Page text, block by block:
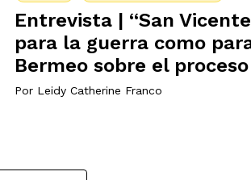
Entrevista | “San
para la guerra como
Bermeo sobre el
Por Leidy Catherine Franco